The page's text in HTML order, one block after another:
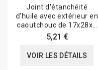
Joint d'étanchéité
d'huile avec extérieur en
caoutchouc de 17x28x6
mm en NBR
5,21 €
VOIR LES DÉTAILS